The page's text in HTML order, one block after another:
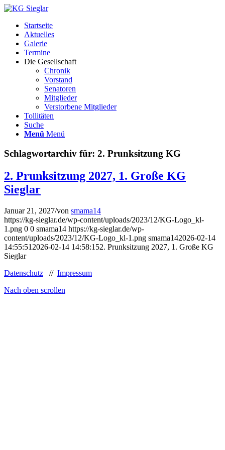
Startseite
Aktuelles
Galerie
Termine
Die Gesellschaft
Chronik
Vorstand
Senatoren
Mitglieder
Verstorbene Mitglieder
Tollitäten
Suche
Menü Menü
Schlagwortarchiv für: 2. Prunksitzung KG
2. Prunksitzung 2027, 1. Große KG
Sieglar
Januar 21, 2027/von smama14
https://kg-sieglar.de/wp-content/uploads/2023/12/KG-Logo_kl-
1.png 0 0 smama14 https://kg-sieglar.de/wp-
content/uploads/2023/12/KG-Logo_kl-1.png smama142026-02-14
14:55:51 2026-02-14 14:58:152. Prunksitzung 2027, 1. Große KG
Sieglar
Datenschutz // Impressum
Nach oben scrollen